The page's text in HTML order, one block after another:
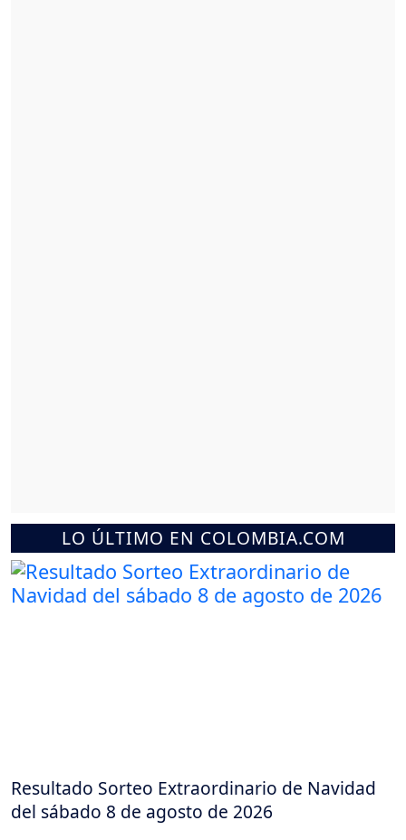
LO ÚLTIMO EN COLOMBIA.COM
Resultado Sorteo Extraordinario de Navidad
del sábado 8 de agosto de 2026